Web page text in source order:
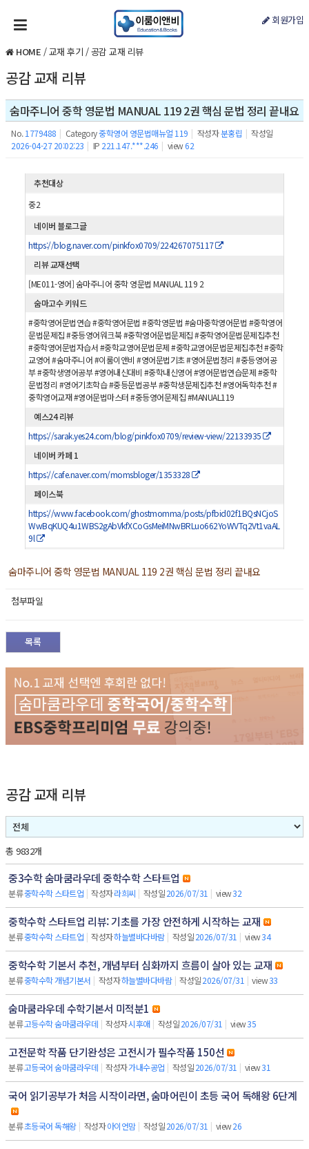
회원가입
HOME /교재 후기 /공감 교재 리뷰
공감 교재 리뷰
숨마주니어 중학 영문법 MANUAL 119 2권 핵심 문법 정리 끝내요
No. 1779488 | Category중학영어 영문법매뉴얼 119 | 작성자분홍립 | 작성일
2026-04-27 20:02:23 | IP 221.147.***.246 | view62
추천대상
중2
네이버 블로그글
https://blog.naver.com/pinkfox0709/224267075117
리뷰 교재선택
[ME011-영어] 숨마주니어 중학 영문법 MANUAL 119 2
숨마고수 키워드
#중학영어문법연습 #중학영어문법 #중학영문법 #숨마중학영어문법 #중학영어
문법문제집 #중등영어워크북 #중학영어문법문제집 #중학영어문법문제집추천
#중학영어문법자습서 #중학교영어문법문제 #중학교영어문법문제집추천 #중학
교영어 #숨마주니어 #이룸이앤비 #영어문법기초 #영어문법정리 #중등영어공
부 #중학생영어공부 #영어내신대비 #중학내신영어 #영어문법연습문제 #중학
문법정리 #영어기초학습 #중등문법공부 #중학생문제집추천 #영어독학추천 #
중학영어교재 #영어문법마스터 #중등영어문제집 #MANUAL119
예스24 리뷰
https://sarak.yes24.com/blog/pinkfox0709/review-view/22133935
네이버 카페 1
https://cafe.naver.com/momsbloger/1353328
페이스북
https://www.facebook.com/ghostmomma/posts/pfbid02f1BQsNCjoS
WwBqKUQ4u1WBS2gAbVkfXCoGsMeiMNwBRLuo662YoWVTq2Vt1vaAL
9l
숨마주니어 중학 영문법 MANUAL 119 2권 핵심 문법 정리 끝내요
첨부파일
목록
공감 교재 리뷰
총 9832개
중3수학 숨마쿰라우데 중학수학 스타트업
분류중학수학 스타트업 | 작성자라희씨 | 작성일2026/07/31 | view32
중학수학 스타트업 리뷰: 기초를 가장 안전하게 시작하는 교재
분류중학수학 스타트업 | 작성자하늘별바다바람 | 작성일2026/07/31 | view34
중학수학 기본서 추천, 개념부터 심화까지 흐름이 살아 있는 교재
분류중학수학 개념기본서 | 작성자하늘별바다바람 | 작성일2026/07/31 | view33
숨마쿰라우데 수학기본서 미적분1
분류고등수학 숨마쿰라우데 | 작성자시후애 | 작성일2026/07/31 | view35
고전문학 작품 단기완성은 고전시가 필수작품 150선
분류고등국어 숨마쿰라우데 | 작성자가내수공업 | 작성일2026/07/31 | view31
국어 읽기공부가 처음 시작이라면, 숨마어린이 초등 국어 독해왕 6단계
분류초등국어 독해왕 | 작성자아이언맘 | 작성일2026/07/31 | view26